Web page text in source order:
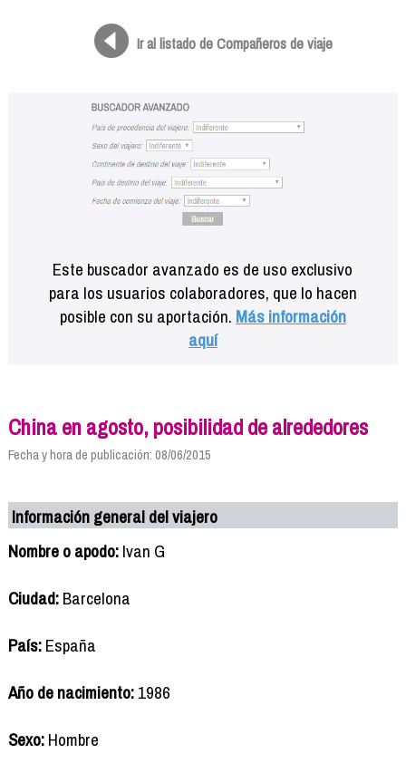
Ir al listado de Compañeros de viaje
Este buscador avanzado es de uso exclusivo
para los usuarios colaboradores, que lo hacen
posible con su aportación. Más información
aquí
China en agosto, posibilidad de alrededores
Fecha y hora de publicación: 08/06/2015
Información general del viajero
Nombre o apodo:Ivan G
Ciudad:Barcelona
País:España
Año de nacimiento:1986
Sexo:Hombre